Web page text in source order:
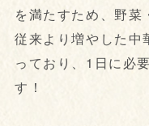
を満たすため、野
従来より増やした中
っており、1日に必
す！